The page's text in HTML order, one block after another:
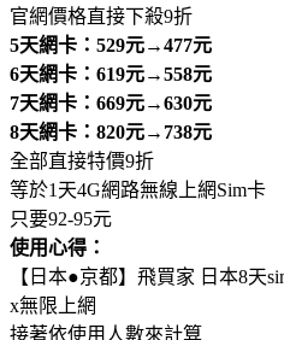
官網價格直接下殺9折
5天網卡：529元→477元
6天網卡：619元→558元
7天網卡：669元→630元
8天網卡：820元→738元
全部直接特價9折
等於1天4G網路無線上網Sim卡
只要92-95元
使用心得：
【日本●京都】飛買家 日本8天
x無限上網
接著依使用人數來計算